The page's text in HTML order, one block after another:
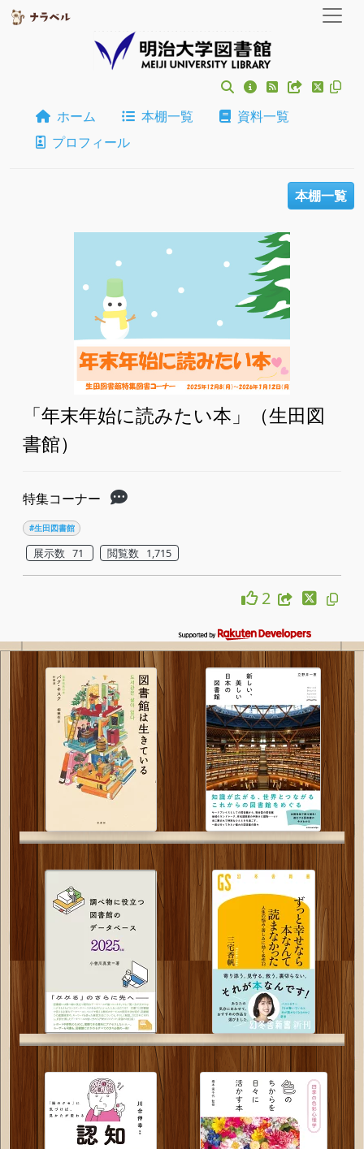
ホーム 本棚一覧
資料一覧
プロフィール
本棚一覧
「年末年始に読みたい本」（生田図
書館）
特集コーナー
#生田図書館
展示数 71 閲覧数 1,715
2